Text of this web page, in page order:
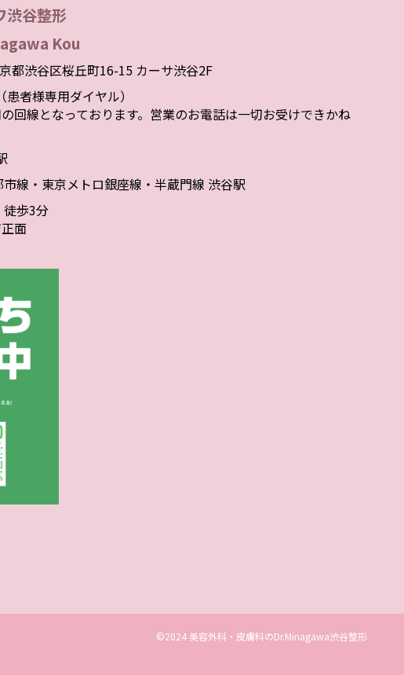
渋谷整形
Kou
都渋谷区桜丘町16-15 カーサ渋谷2F
者様専用ダイヤル）
回線となっております。営業のお電話は一切お受けできかね
線・東京メトロ銀座線・半蔵門線 渋谷駅
徒歩3分
面
©2024 美容外科・皮膚科のDr.Minagawa渋谷整形